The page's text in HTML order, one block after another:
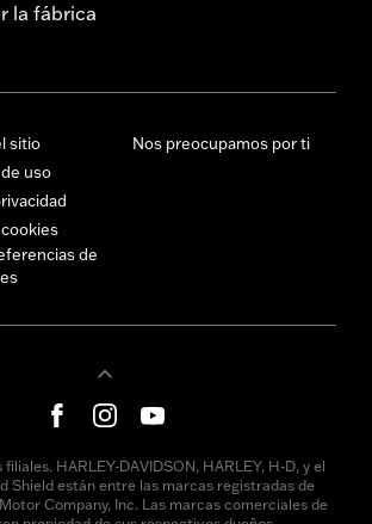
la fábrica
sitio
uso
de
Nos preocupamos por ti
HARLEY-DAVIDSON, HARLEY, H-D, y el
Shield están entre las marcas registradas de
Company, Inc. Las marcas comerciales de